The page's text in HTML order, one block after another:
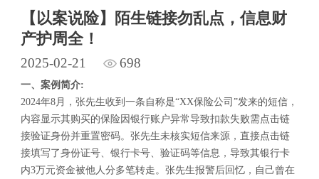
【以案说险】陌生链接勿乱点，信息财
产护周全！
2025-02-21 698
一、案例简介:
2024年8月，张先生收到一条自称是“XX保险公司”发来的短信，
内容显示其购买的保险因银行账户异常导致扣款失败需点击链
接验证身份并重置密码。张先生未核实短信来源，直接点击链
接填写了身份证号、银行卡号、验证码等信息，导致其银行卡
内3万元资金被他人分多笔转走。张先生报警后回忆，自己曾在